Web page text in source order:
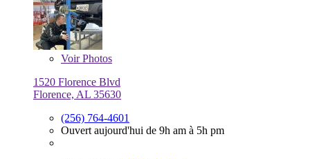
VoirPhotos
1520 Florence Blvd
Florence, AL 35630
(256) 764-4601
Ouvert aujourd'hui de 9h am à 5h pm